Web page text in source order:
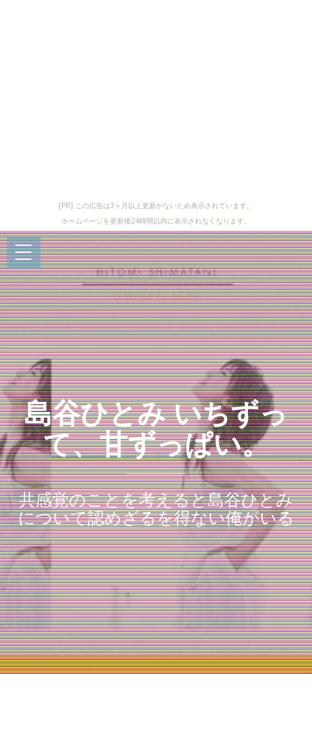
[PR] この広告は3ヶ月以上更新がないため表示されています。
ホームページを更新後24時間以内に表示されなくなります。
島谷ひとみ いちずっ
て、甘ずっぱい。
共感覚のことを考えると島谷ひとみ
について認めざるを得ない俺がいる